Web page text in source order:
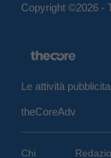
Copyright ©2026 -
Le attività
theCoreAdv
Chi